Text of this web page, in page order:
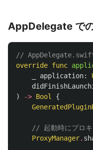
AppDelegate で
//
override func
application:
)
-> Bool
{
// 起動時にプロキ
ProxyManager.